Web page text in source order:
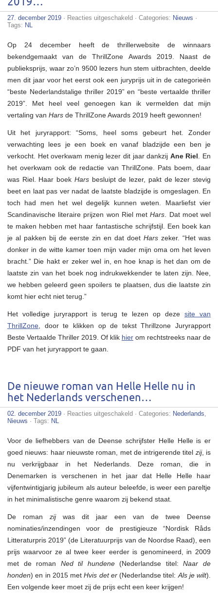
27. december 2019 · Reacties uitgeschakeldvoor
ThrillZone
Awards
2019…
· Categories: Nieuws ·
Tags: NL
Op 24 december heeft de thrillerwebsite de winnaars
bekendgemaakt van de ThrillZone Awards 2019. Naast de
publieksprijs, waar zo’n 9500 lezers hun stem uitbrachten, deelde
men dit jaar voor het eerst ook een juryprijs uit in de categorieën
“beste Nederlandstalige thriller 2019” en “beste vertaalde thriller
2019”. Met heel veel genoegen kan ik vermelden dat mijn
vertaling van Hars de ThrillZone Awards 2019 heeft gewonnen!
Uit het juryrapport: “Soms, heel soms gebeurt het. Zonder
verwachting lees je een boek en vanaf bladzijde een ben je
verkocht. Het overkwam menig lezer dit jaar dankzij Ane Riel . En
het overkwam ook de redactie van ThrillZone. Pats boem, daar
was Riel. Haar boek Hars besluipt de lezer, pakt de lezer stevig
beet en laat pas ver nadat de laatste bladzijde is omgeslagen. En
toch had men het wel degelijk kunnen weten. Maarliefst vier
Scandinavische literaire prijzen won Riel metHars . Dat moet wel
te maken hebben met haar fantastische schrijfstijl. Een boek kan
je al pakken bij de eerste zin en dat doet Hars zeker. “Het was
donker in de witte kamer toen mijn vader mijn oma om het leven
bracht.” Die hakt er zeker wel in, en hoe knap is het dan om de
laatste zin van het boek nog indrukwekkender te laten zijn. Nee,
we hebben geleerd geen spoilers te plaatsen, dus die laatste zin
komt hier echt niet terug.”
Het volledige juryrapport is terug te lezen op deze site van
ThrillZone , door te klikken op de tekst Thrillzone Juryrapport
Beste Vertaalde Thriller 2019. Of klik hier om rechtstreeks naar de
PDF van het juryrapport te gaan.
De nieuwe roman van Helle Helle nu in
het Nederlands verschenen…
02. december 2019 · Reacties uitgeschakeldvoor
van
Helle
Helle
nu
het
Nederlands
· Categories: Nederlands,
Nieuws · Tags: NL
Voor de liefhebbers van de Deense schrijfster Helle Helle is er
goed nieuws: haar nieuwste roman, met de intrigerende titel zij, is
nu verkrijgbaar in het Nederlands. Deze roman, die in
Denemarken is verschenen in het jaar dat Helle Helle haar
vijfentwintigjarig jubileum als auteur beleefde, is weer een pareltje
in het minimalistische genre waarom zij bekend staat.
De roman zijwas dit jaar een van de twee Deense
nominaties/inzendingen voor de prestigieuze “Nordisk Råds
Litteraturpris 2019” (de Literatuurprijs van de Noordse Raad), een
prijs waarvoor ze al twee keer eerder is genomineerd, in 2009
met de roman Ned til hundene(Nederlandse titel:Naar de
honden) en in 2015 metHvis det er(Nederlandse titel: Als je wilt).
Een volgende keer moet zij de prijs echt een keer krijgen!